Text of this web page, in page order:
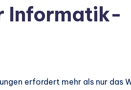
Informatik-
erfordert mehr als nur das